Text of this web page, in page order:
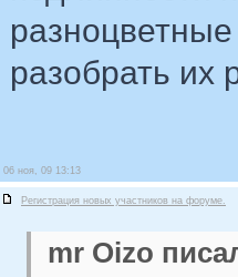
разобрать их
06 ноя, 09 13:13
Регистрация новых участников на форуме.
mr Oizo